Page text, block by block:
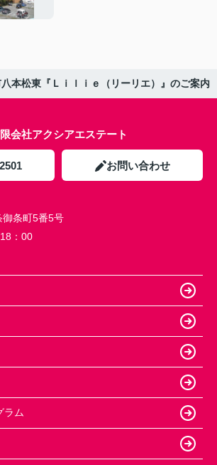
本松東『Ｌｉｌｉｅ（リーリエ）』のご案内
会社アクシアエステート
お問い合わせ
御条町5番5号
：00
ラム